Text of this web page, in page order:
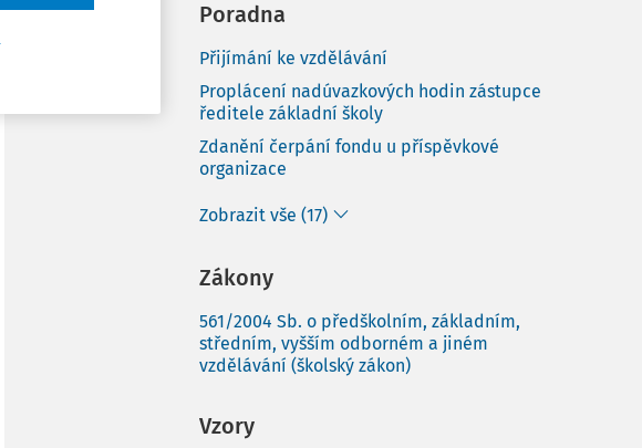
Poradna
Přijímání ke vzdělávání
Proplácení nadúvazkových hodin zástupce
ředitele základní školy
Zdanění čerpání fondu u příspěvkové
organizace
Zobrazit vše (17)
Zákony
561/2004 Sb. o předškolním, základním,
středním, vyšším odborném a jiném
vzdělávání (školský zákon)
Vzory